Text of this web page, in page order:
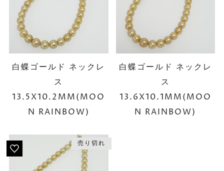
白蝶ゴールド ネックレ
ス
13.5X10.2MM(MOO
N RAINBOW)
白蝶ゴールド ネックレ
ス
13.6X10.1MM(MOO
N RAINBOW)
売り切れ